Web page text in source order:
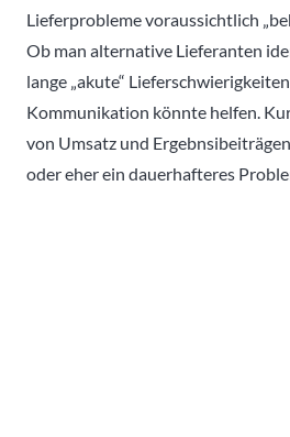
Lieferprobleme voraussichtlich
Ob man alternative Lieferanten
lange „akute“
Kommunikation könnte helfen.
von Umsatz und
oder eher ein dauerhafteres